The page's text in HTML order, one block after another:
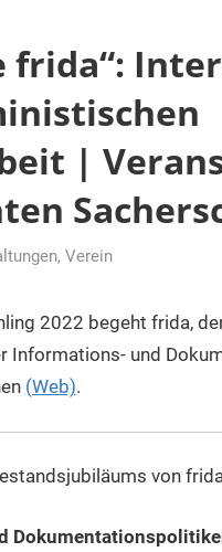
frida“:
|
, Verein
2022 begeht frida,
Informations- und
(Web).
von